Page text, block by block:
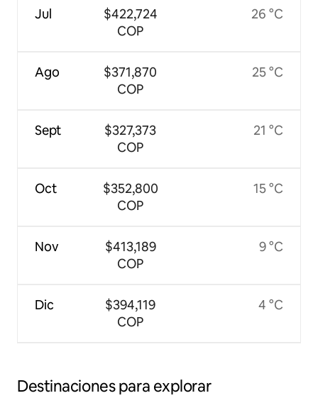
Jul
Ago
Sept
Oct
Nov
Dic
$422,724
COP
$371,870
COP
$327,373
COP
$352,800
COP
$413,189
COP
$394,119
COP
26 °C
25 °C
21 °C
15 °C
9 °C
4 °C
Destinaciones para explorar